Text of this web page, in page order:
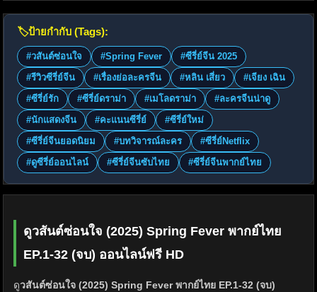
🏷️ป้ายกำกับ (Tags):
#วสันต์ซ่อนใจ #Spring Fever
#ซีรี่ย์จีน 2025
#รีวิวซีรี่ย์จีน
#เรื่องย่อละครจีน #หลิน เสี่ยว
#เจียง เฉิน
#ซีรี่ย์รัก
#ซีรี่ย์ดราม่า #เมโลดราม่า
#ละครจีนน่าดู
#นักแสดงจีน
#คะแนนซีรี่ย์
#ซีรี่ย์ใหม่
#ซีรี่ย์จีนยอดนิยม
#บทวิจารณ์ละคร
#ซีรี่ย์Netflix
#ดูซีรี่ย์ออนไลน์
#ซีรี่ย์จีนซับไทย #ซีรี่ย์จีนพากย์ไทย
ดูวสันต์ซ่อนใจ (2025) Spring Fever พากย์ไทย
EP.1-32 (จบ) ออนไลน์ฟรี HD
ดูวสันต์ซ่อนใจ (2025) Spring Fever พากย์ไทย EP.1-32 (จบ)